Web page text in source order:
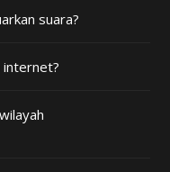
suara?
internet?